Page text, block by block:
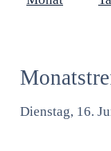
Dienstag, 16.